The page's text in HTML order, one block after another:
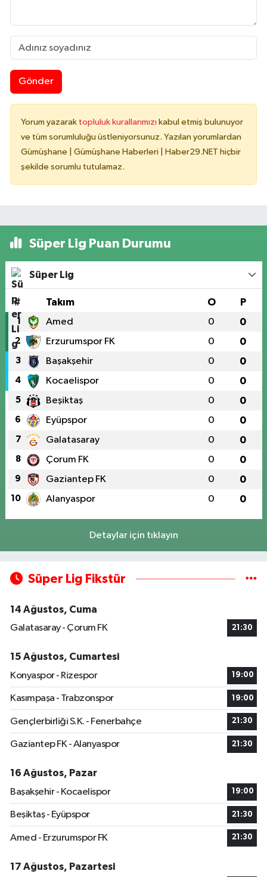
Gönder
Yorum yazarak topluluk kurallarımızı kabul etmiş bulunuyor
ve tüm sorumluluğu üstleniyorsunuz. Yazılan yorumlardan
Gümüşhane | Gümüşhane Haberleri | Haber29.NET hiçbir
şekilde sorumlu tutulamaz.
Süper Lig Puan Durumu
Süper Lig
# Takım O P
1 Amed 0 0
2 Erzurumspor FK 0 0
3 Başakşehir 0 0
4 Kocaelispor 0 0
5 Beşiktaş 0 0
6 Eyüpspor 0 0
7 Galatasaray 0 0
8 Çorum FK 0 0
9 Gaziantep FK 0 0
10 Alanyaspor 0 0
Detaylar için tıklayın
Süper Lig Fikstür
14 Ağustos, Cuma
Galatasaray - Çorum FK
21:30
15 Ağustos, Cumartesi
Konyaspor - Rizespor
19:00
Kasımpaşa - Trabzonspor 19:00
Gençlerbirliği S.K. - Fenerbahçe 21:30
Gaziantep FK - Alanyaspor 21:30
16 Ağustos, Pazar
Başakşehir - Kocaelispor
19:00
Beşiktaş - Eyüpspor 21:30
Amed - Erzurumspor FK 21:30
17 Ağustos, Pazartesi